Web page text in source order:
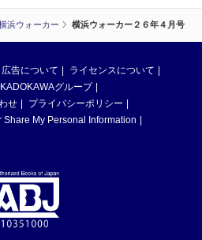
浜ウォーカー 横浜ウォーカー２６年４月号
広告について
ライセンスについて
KADOKAWAグループ
せ
プライバシーポリシー
Share My Personal Information